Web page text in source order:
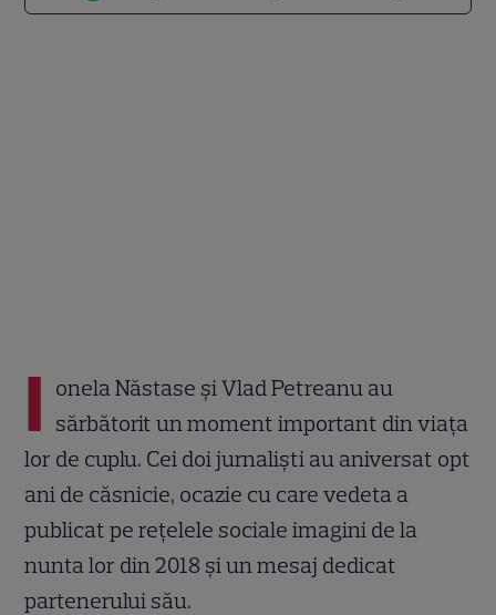
I onela Năstase și Vlad Petreanu au
sărbătorit un moment important din viața
lor de cuplu. Cei doi jurnaliști au aniversat opt
ani de căsnicie, ocazie cu care vedeta a
publicat pe rețelele sociale imagini de la
nunta lor din 2018 și un mesaj dedicat
partenerului său.